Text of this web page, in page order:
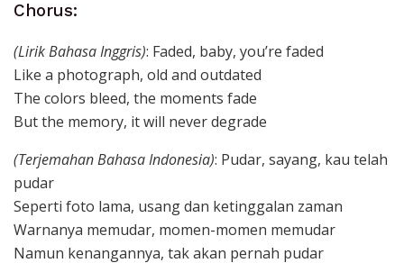
Chorus:
(Lirik Bahasa Inggris): Faded, baby, you’re faded
Like a photograph, old and outdated
The colors bleed, the moments fade
But the memory, it will never degrade
(Terjemahan Bahasa Indonesia): Pudar, sayang, kau telah
pudar
Seperti foto lama, usang dan ketinggalan zaman
Warnanya memudar, momen-momen memudar
Namun kenangannya, tak akan pernah pudar